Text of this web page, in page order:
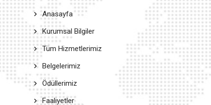
Anasayfa
Kurumsal Bilgiler
Tüm Hizmetlerimiz
Belgelerimiz
Ödüllerimiz
Faaliyetler